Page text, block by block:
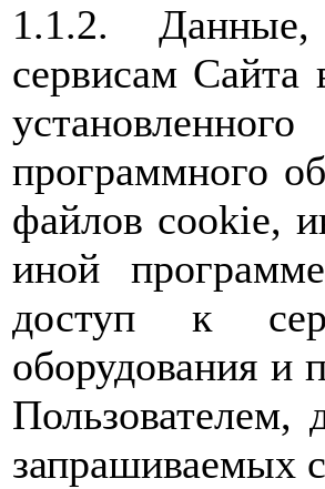
1.1.2. Данные,
сервисам Сайта
программного
файлов cookie,
иной
доступ к
оборудования и
Пользователем,
запрашиваемых